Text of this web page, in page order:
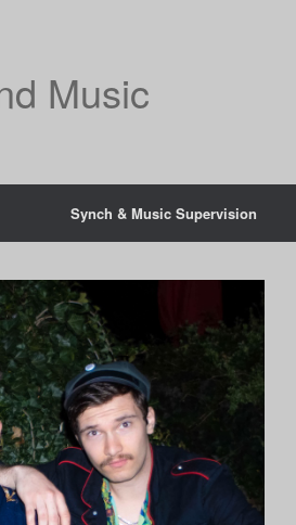
Music
Synch & Music Supervision